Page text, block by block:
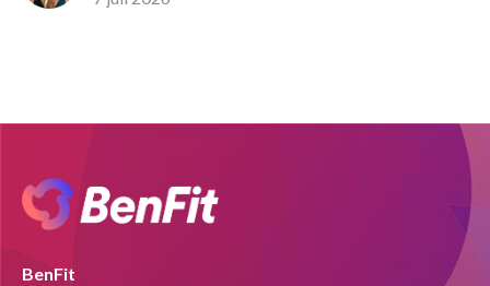
BenFit